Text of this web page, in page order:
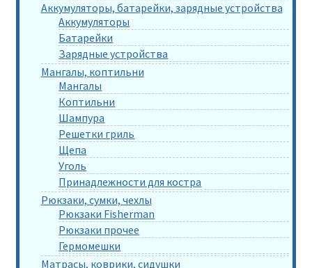
Аккумуляторы, батарейки, зарядные устройства
Аккумуляторы
Батарейки
Зарядные устройства
Мангалы, коптильни
Мангалы
Коптильни
Шампура
Решетки гриль
Щепа
Уголь
Принадлежности для костра
Рюкзаки, сумки, чехлы
Рюкзаки Fisherman
Рюкзаки прочее
Гермомешки
Матрасы, коврики, сидушки